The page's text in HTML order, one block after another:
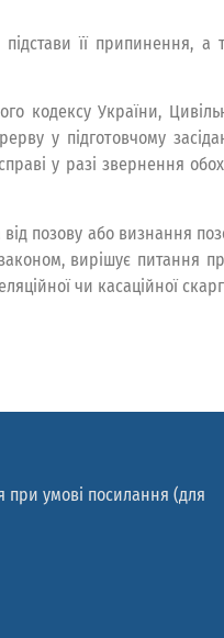
її припинення,
кодексу України,
у підготовчому
у разі звернення
позову або визнання
вирішує питання
чи касаційної
при умові посилання (для